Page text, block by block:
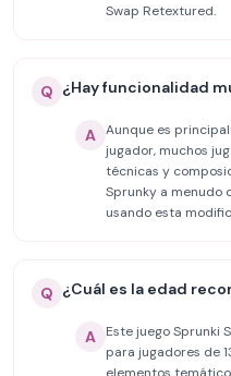
Swap Retextured.
Q ¿Hay funcionalidad
A Aunque es
jugador, muchos
técnicas y
Sprunky a menudo
usando esta
Q ¿Cuál es la edad
A
Este juego Sprunki
para jugadores de